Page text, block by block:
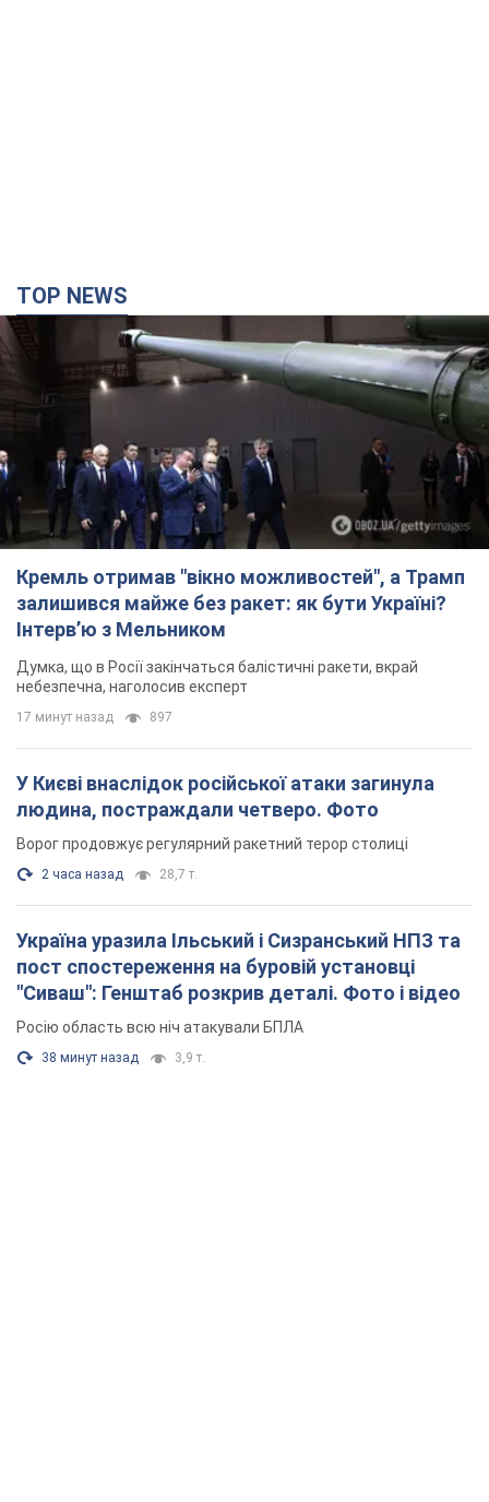
TOP NEWS
Кремль отримав "вікно можливостей", а Трамп
залишився майже без ракет: як бути Україні?
Інтерв’ю з Мельником
Думка, що в Росії закінчаться балістичні ракети, вкрай
небезпечна, наголосив експерт
17 минут назад 897
У Києві внаслідок російської атаки загинула
людина, постраждали четверо. Фото
Ворог продовжує регулярний ракетний терор столиці
2 часа назад 28,7 т.
Україна уразила Ільський і Сизранський НПЗ та
пост спостереження на буровій установці
"Сиваш": Генштаб розкрив деталі. Фото і відео
Росію область всю ніч атакували БПЛА
38 минут назад 3,9 т.